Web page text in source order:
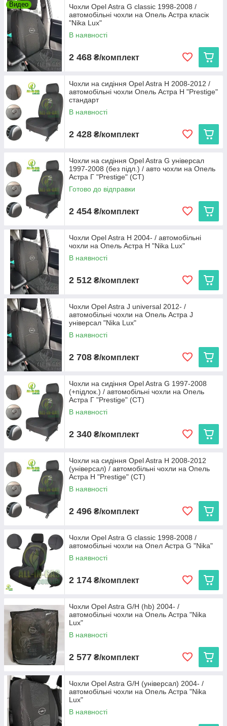
Видео
Чохли Opel Astra G classic 1998-2008 /
автомобільні чохли на Опель Астра класік
"Nika Lux"
В наявності
2 468 ₴/комплект
Чохли на сидіння Opel Astra H 2008-2012 /
автомобільні чохли Опель Астра Н "Prestige"
стандарт
В наявності
2 428 ₴/комплект
Чохли на сидіння Opel Astra G універсал
1997-2008 (без підл.) / авто чохли на Опель
Астра Г "Prestige" (СТ)
Готово до відправки
2 454 ₴/комплект
Чохли Opel Astra H 2004- / автомобільні
чохли на Опель Астра Н "Nika Lux"
В наявності
2 512 ₴/комплект
Чохли Opel Astra J universal 2012- /
автомобільні чохли на Опель Астра J
універсал "Nika Lux"
В наявності
2 708 ₴/комплект
Чохли на сидіння Opel Astra G 1997-2008
(+підлок.) / автомобільні чохли на Опель
Астра Г "Prestige" (СТ)
В наявності
2 340 ₴/комплект
Чохли на сидіння Opel Astra H 2008-2012
(універсал) / автомобільні чохли на Опель
Астра Н "Prestige" (СТ)
В наявності
2 496 ₴/комплект
Чохли Opel Astra G classic 1998-2008 /
автомобільні чохли на Опел Астра G "Nika"
В наявності
2 174 ₴/комплект
Чохли Opel Astra G/H (hb) 2004- /
автомобільні чохли на Опель Астра "Nika
Lux"
В наявності
2 577 ₴/комплект
Чохли Opel Astra G/H (універсал) 2004- /
автомобільні чохли на Опель Астра "Nika
Lux"
В наявності